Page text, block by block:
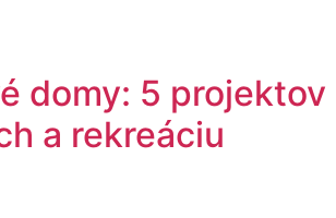
domy: 5 projektov
a rekreáciu